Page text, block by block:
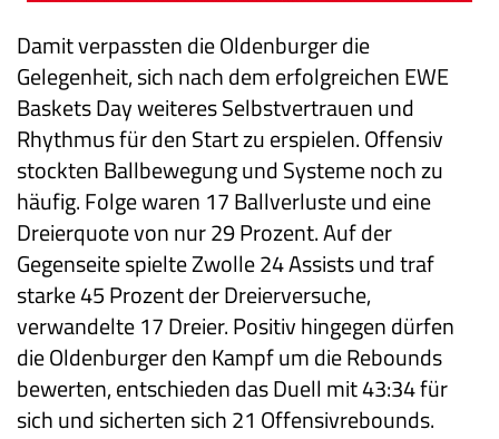
Damit verpassten die Oldenburger die
Gelegenheit, sich nach dem erfolgreichen EWE
Baskets Day weiteres Selbstvertrauen und
Rhythmus für den Start zu erspielen. Offensiv
stockten Ballbewegung und Systeme noch zu
häufig. Folge waren 17 Ballverluste und eine
Dreierquote von nur 29 Prozent. Auf der
Gegenseite spielte Zwolle 24 Assists und traf
starke 45 Prozent der Dreierversuche,
verwandelte 17 Dreier. Positiv hingegen dürfen
die Oldenburger den Kampf um die Rebounds
bewerten, entschieden das Duell mit 43:34 für
sich und sicherten sich 21 Offensivrebounds.